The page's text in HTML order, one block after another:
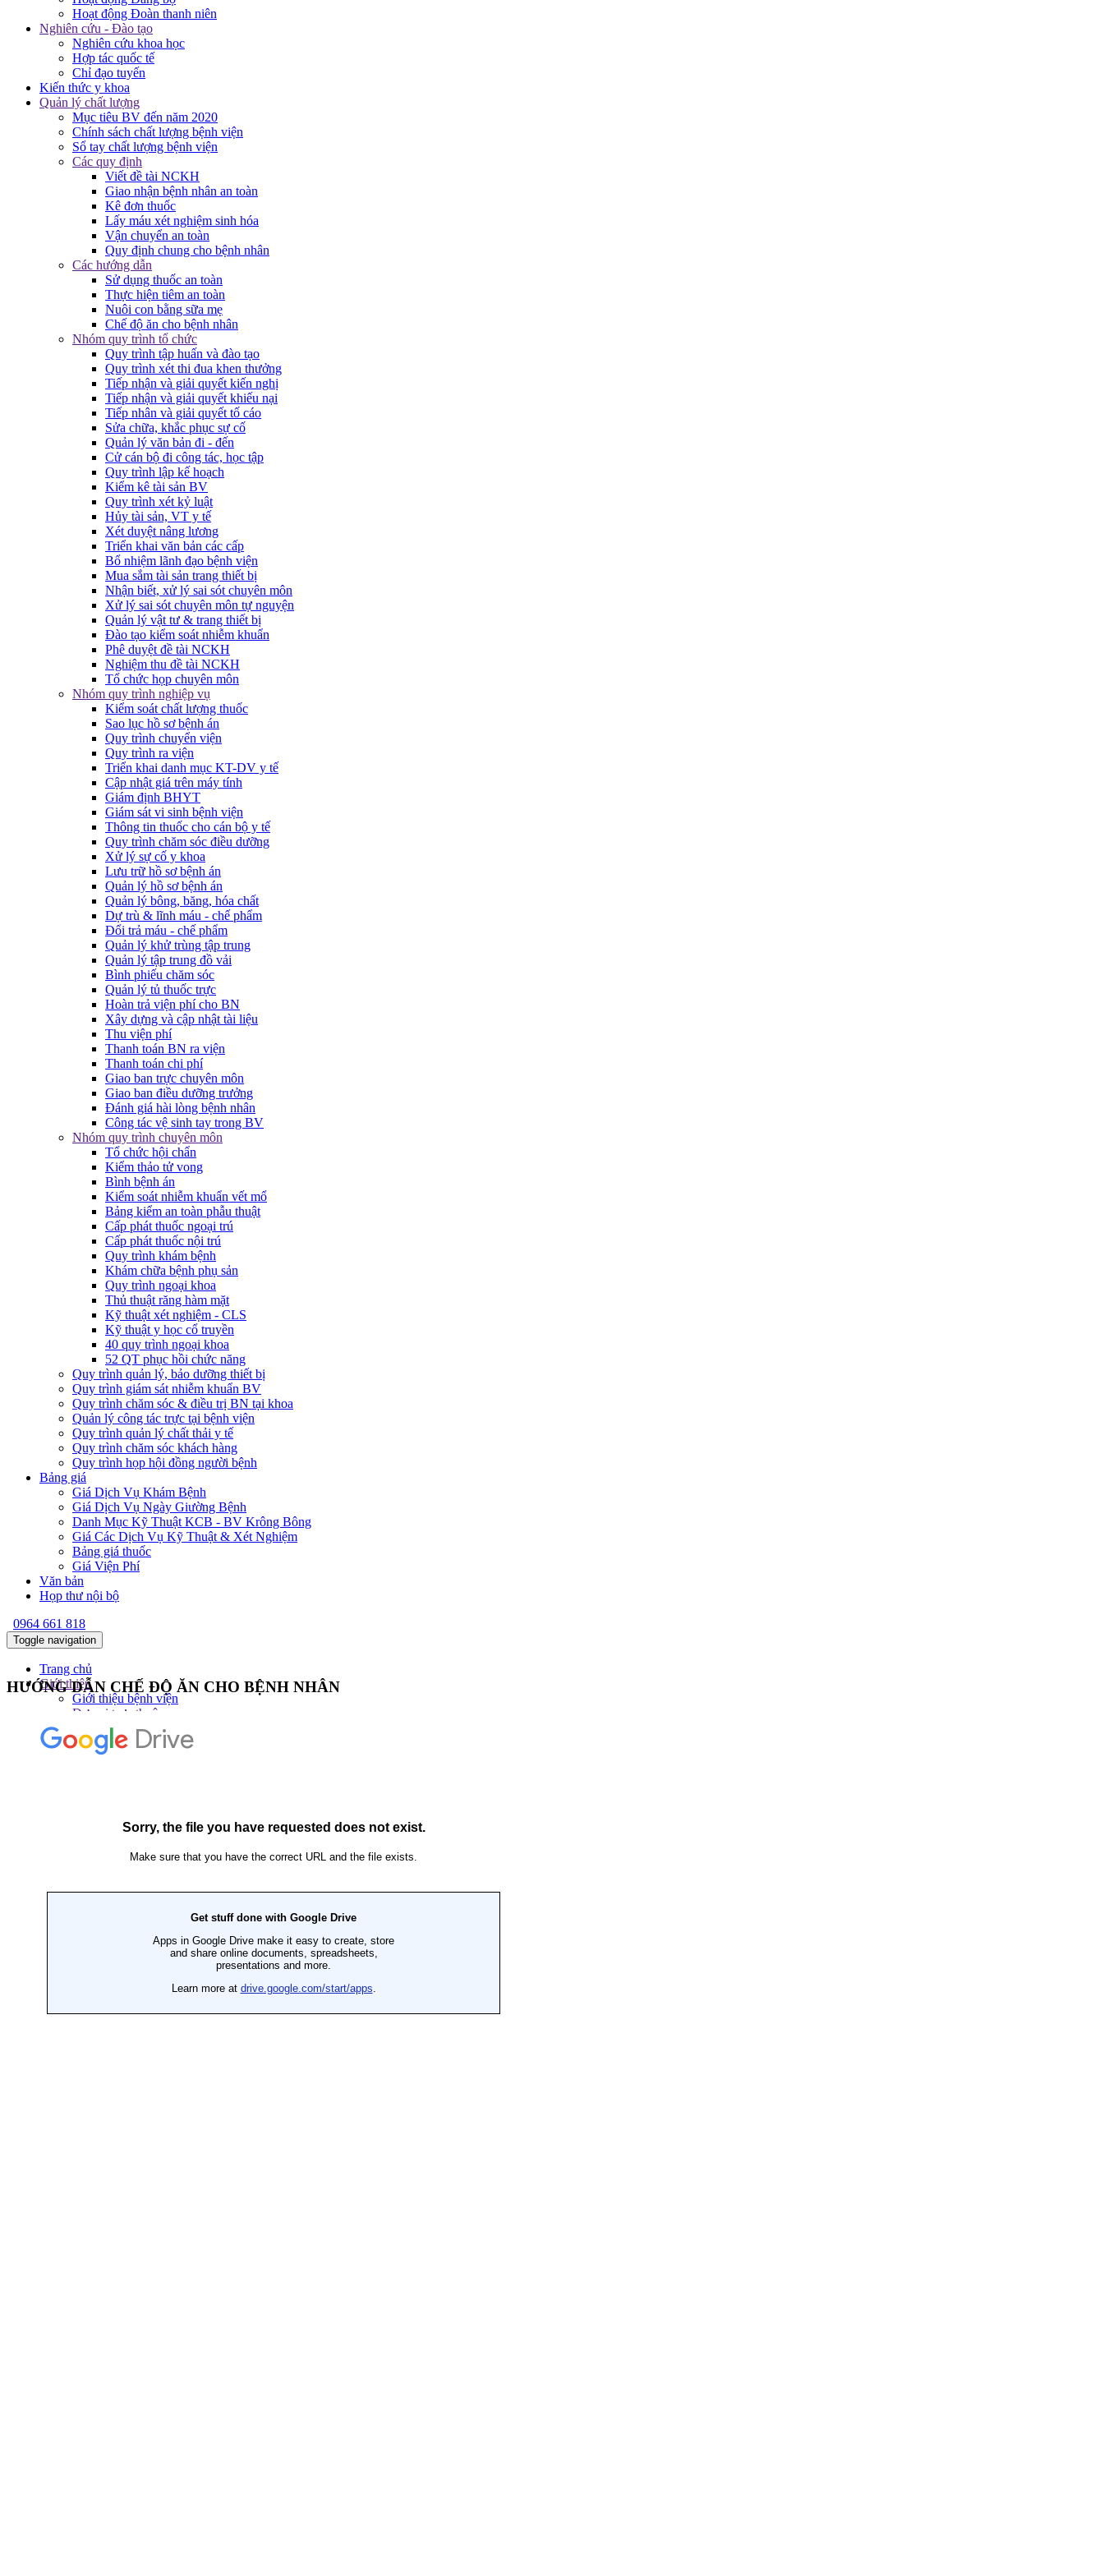
Hoạt động Đoàn thanh niên
Nghiên cứu - Đào tạo
Nghiên cứu khoa học
Hợp tác quốc tế
Chỉ đạo tuyến
Kiến thức y khoa
Quản lý chất lượng
Mục tiêu BV đến năm 2020
Chính sách chất lượng bệnh viện
Sổ tay chất lượng bệnh viện
Các quy định
Viết đề tài NCKH
Giao nhận bệnh nhân an toàn
Kê đơn thuốc
Lấy máu xét nghiệm sinh hóa
Vận chuyển an toàn
Quy định chung cho bệnh nhân
Các hướng dẫn
Sử dụng thuốc an toàn
Thực hiện tiêm an toàn
Nuôi con bằng sữa mẹ
Chế độ ăn cho bệnh nhân
Nhóm quy trình tổ chức
Quy trình tập huấn và đào tạo
Quy trình xét thi đua khen thưởng
Tiếp nhận và giải quyết kiến nghị
Tiếp nhận và giải quyết khiếu nại
Tiếp nhân và giải quyết tố cáo
Sửa chữa, khắc phục sự cố
Quản lý văn bản đi - đến
Cử cán bộ đi công tác, học tập
Quy trình lập kế hoạch
Kiểm kê tài sản BV
Quy trình xét kỷ luật
Hủy tài sản, VT y tế
Xét duyệt nâng lương
Triển khai văn bản các cấp
Bổ nhiệm lãnh đạo bệnh viện
Mua sắm tài sản trang thiết bị
Nhận biết, xử lý sai sót chuyên môn
Xử lý sai sót chuyên môn tự nguyện
Quản lý vật tư & trang thiết bị
Đào tạo kiểm soát nhiễm khuẩn
Phê duyệt đề tài NCKH
Nghiệm thu đề tài NCKH
Tổ chức họp chuyên môn
Nhóm quy trình nghiệp vụ
Kiểm soát chất lượng thuốc
Sao lục hồ sơ bệnh án
Quy trình chuyển viện
Quy trình ra viện
Triển khai danh mục KT-DV y tế
Cập nhật giá trên máy tính
Giám định BHYT
Giám sát vi sinh bệnh viện
Thông tin thuốc cho cán bộ y tế
Quy trình chăm sóc điều dưỡng
Xử lý sự cố y khoa
Lưu trữ hồ sơ bệnh án
Quản lý hồ sơ bệnh án
Quản lý bông, băng, hóa chất
Dự trù & lĩnh máu - chế phẩm
Đổi trả máu - chế phẩm
Quản lý khử trùng tập trung
Quản lý tập trung đồ vải
Bình phiếu chăm sóc
Quản lý tủ thuốc trực
Hoàn trả viện phí cho BN
Xây dựng và cập nhật tài liệu
Thu viện phí
Thanh toán BN ra viện
Thanh toán chi phí
Giao ban trực chuyên môn
Giao ban điều dưỡng trưởng
Đánh giá hài lòng bệnh nhân
Công tác vệ sinh tay trong BV
Nhóm quy trình chuyên môn
Tổ chức hội chẩn
Kiểm thảo tử vong
Bình bệnh án
Kiểm soát nhiễm khuẩn vết mổ
Bảng kiểm an toàn phẫu thuật
Cấp phát thuốc ngoại trú
Cấp phát thuốc nội trú
Quy trình khám bệnh
Khám chữa bệnh phụ sản
Quy trình ngoại khoa
Thủ thuật răng hàm mặt
Kỹ thuật xét nghiệm - CLS
Kỹ thuật y học cổ truyền
40 quy trình ngoại khoa
52 QT phục hồi chức năng
Quy trình quản lý, bảo dưỡng thiết bị
Quy trình giám sát nhiễm khuẩn BV
Quy trình chăm sóc & điều trị BN tại khoa
Quản lý công tác trực tại bệnh viện
Quy trình quản lý chất thải y tế
Quy trình chăm sóc khách hàng
Quy trình họp hội đồng người bệnh
Bảng giá
Giá Dịch Vụ Khám Bệnh
Giá Dịch Vụ Ngày Giường Bệnh
Danh Mục Kỹ Thuật KCB - BV Krông Bông
Giá Các Dịch Vụ Kỹ Thuật & Xét Nghiệm
Bảng giá thuốc
Giá Viện Phí
Văn bản
Họp thư nội bộ
0964 661 818
Toggle navigation
Trang chủ
Giới thiệu
Giới thiệu bệnh viện
Đơn vị trực thuộc
Khoa
KHOA KHÁM BỆNH
KHOA DƯỢC VTYT
PHÒNG TỔ CHỨC HÀNH CHÍNH
PHÒNG ĐIỀU DƯỠNG
Hoạt động Đảng bộ
HƯỚNG DẪN CHẾ ĐỘ ĂN CHO BỆNH NHÂN